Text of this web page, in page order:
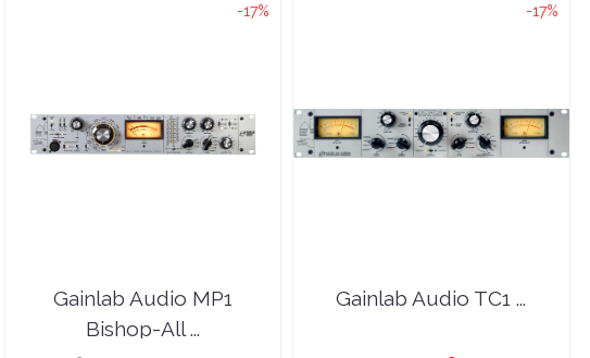
-17%
Gainlab Audio MP1
Bishop-All ...
-17%
Gainlab Audio TC1 ...